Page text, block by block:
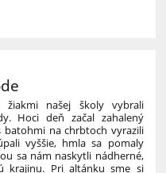
našej školy vybrali
Hoci deň začal zahalený
na chrbtoch vyrazili
vyššie, hmla sa pomaly
sa nám naskytli nádherné,
krajinu. Pri altánku sme si